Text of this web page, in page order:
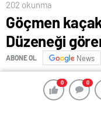
0 0
0 0